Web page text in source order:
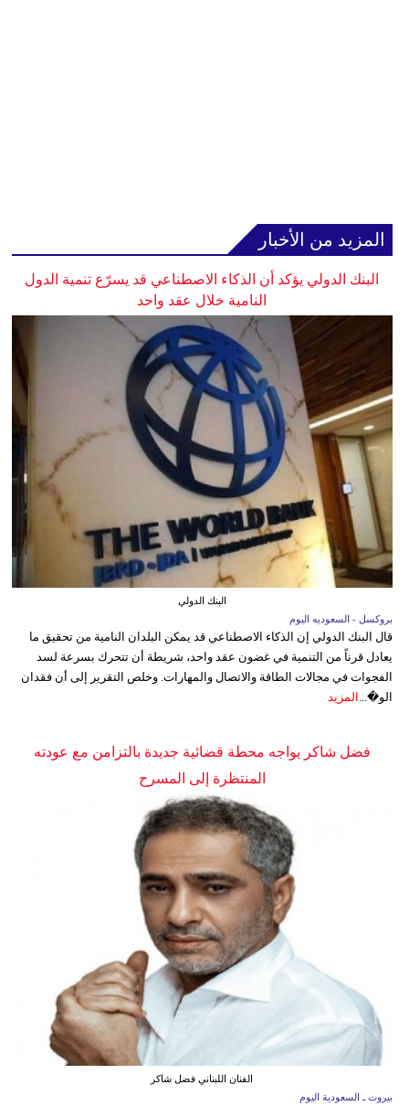
المزيد من الأخبار
البنك الدولي يؤكد أن الذكاء الاصطناعي قد يسرّع تنمية الدول
النامية خلال عقد واحد
البنك الدولي
بروكسل - السعوديه اليوم
قال البنك الدولي إن الذكاء الاصطناعي قد يمكن البلدان النامية من تحقيق ما
يعادل قرناً من التنمية في غضون عقد واحد، شريطة أن تتحرك بسرعة لسد
الفجوات في مجالات الطاقة والاتصال والمهارات. وخلص التقرير إلى أن فقدان
الو�...
المزيد
فضل شاكر يواجه محطة قضائية جديدة بالتزامن مع عودته
المنتظرة إلى المسرح
الفنان اللبناني فضل شاكر
بيروت ـ السعودية اليوم